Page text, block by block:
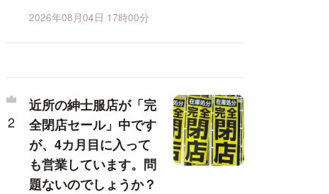
2026年08月04日 17時00分
近所の紳士服店が「完
全閉店セール」中です
が、4カ月目に入って
も営業しています。問
題ないのでしょうか？